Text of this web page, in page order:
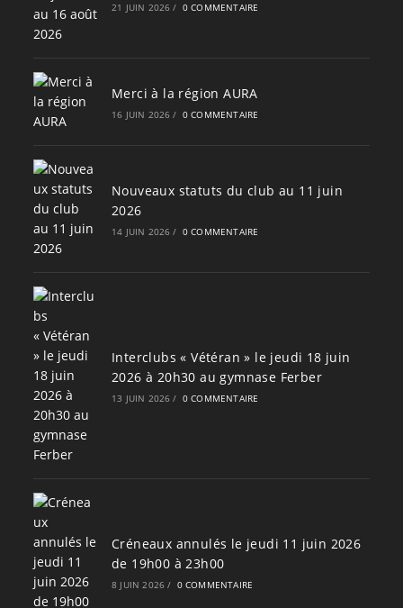
21 JUIN 2026 / 0 COMMENTAIRE
Merci à la région AURA
16 JUIN 2026 / 0 COMMENTAIRE
Nouveaux statuts du club au 11 juin
2026
14 JUIN 2026 / 0 COMMENTAIRE
Interclubs « Vétéran » le jeudi 18 juin
2026 à 20h30 au gymnase Ferber
13 JUIN 2026 / 0 COMMENTAIRE
Créneaux annulés le jeudi 11 juin 2026
de 19h00 à 23h00
8 JUIN 2026 / 0 COMMENTAIRE